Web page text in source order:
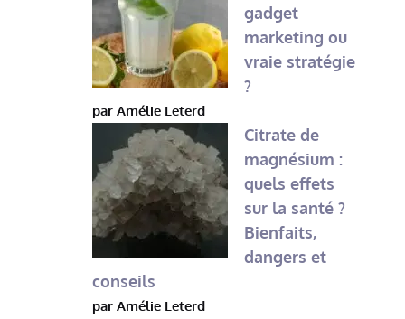
gadget
marketing ou
vraie stratégie
?
par Amélie Leterd
Citrate de
magnésium :
quels effets
sur la santé ?
Bienfaits,
dangers et
conseils
par Amélie Leterd